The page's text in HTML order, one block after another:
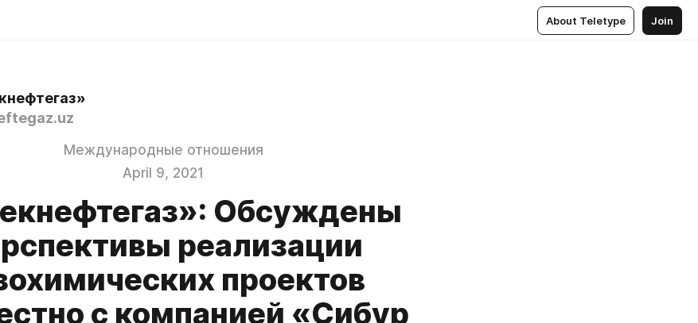
About Teletype Join
Международные отношения
April 9, 2021
Обсуждены
реализации
проектов
с компанией «Сибур